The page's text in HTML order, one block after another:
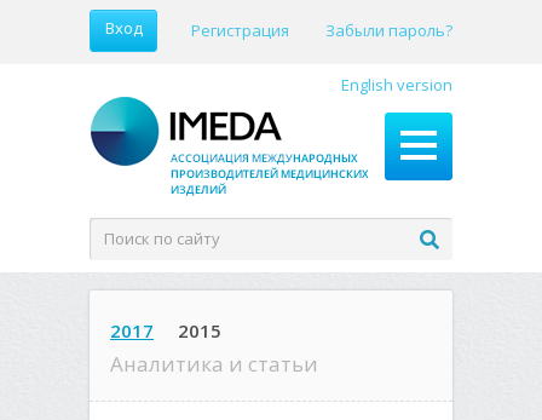
Вход Регистрация Забыли пароль?
English version
2017 2015
Аналитика и статьи